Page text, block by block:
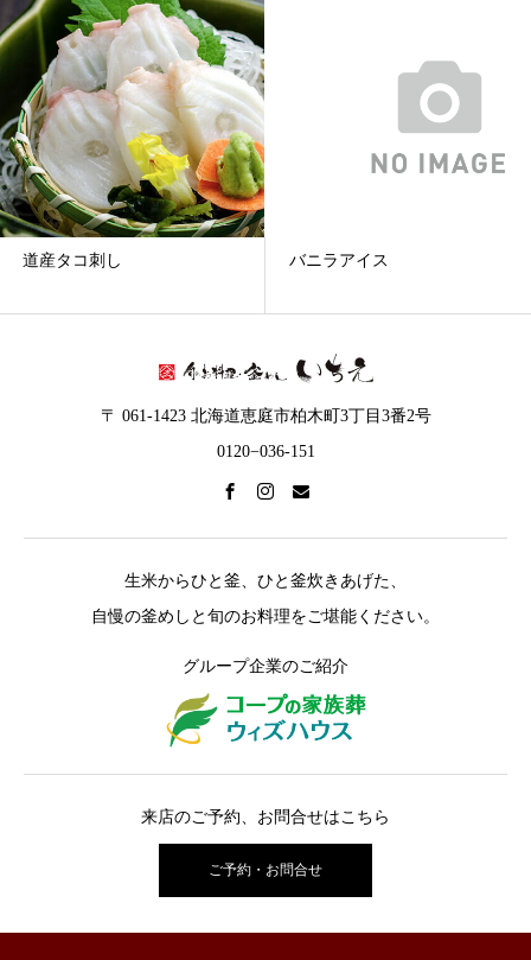
道産タコ刺し バニラアイス
〒 061-1423 北海道恵庭市柏木町3丁目3番2号
0120−036-151
生米からひと釜、ひと釜炊きあげた、
自慢の釜めしと旬のお料理をご堪能ください。
グループ企業のご紹介
来店のご予約、お問合せはこちら
ご予約・お問合せ